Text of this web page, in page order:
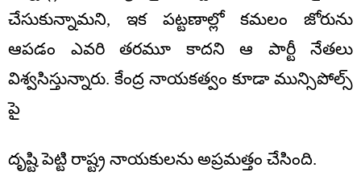
చేసుకున్నామని, ఇక పట్టణాల్లో కమలం జోరును
ఆపడం ఎవరి తరమూ కాదని ఆ పార్టీ నేతలు
విశ్వసిస్తున్నారు. కేంద్ర నాయకత్వం కూడా మున్సిపోల్స్
పై
దృష్టి పెట్టి రాష్ట్ర నాయకులను అప్రమత్తం చేసింది.